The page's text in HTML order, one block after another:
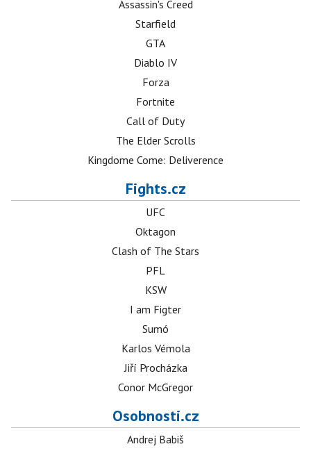
Assassin's Creed
Starfield
GTA
Diablo IV
Forza
Fortnite
Call of Duty
The Elder Scrolls
Kingdome Come: Deliverence
Fights.cz
UFC
Oktagon
Clash of The Stars
PFL
KSW
I am Figter
Sumó
Karlos Vémola
Jiří Procházka
Conor McGregor
Osobnosti.cz
Andrej Babiš